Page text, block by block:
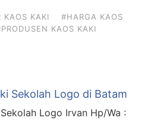
KAOS KAKI
#HARGA KAOS
KAOS KAKI
Sekolah Logo di Batam
Logo Irvan Hp/Wa :